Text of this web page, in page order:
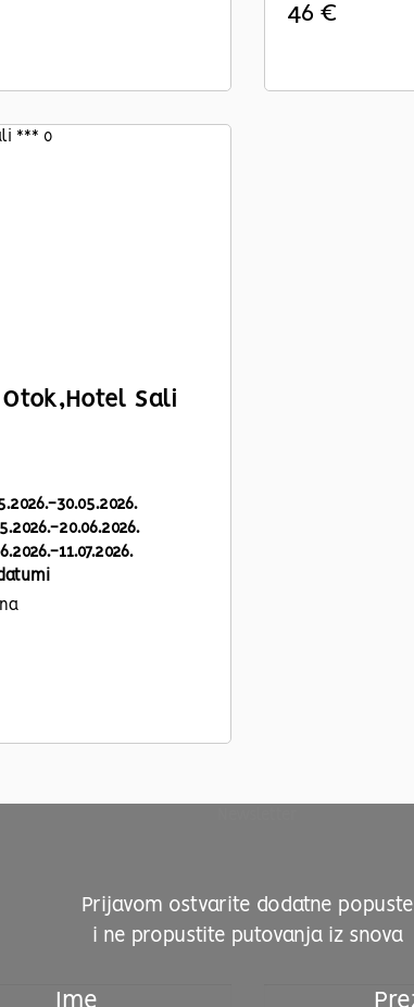
46 €
Otok,Hotel Sali
30.05.2026.
20.06.2026.
11.07.2026.
Prijavom ostvarite dodatne popuste
i ne propustite putovanja iz snova